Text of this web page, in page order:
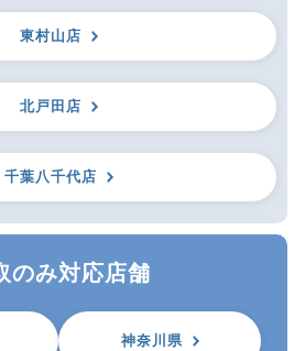
東村山店
北戸田店
千葉八千代店
のみ対応店舗
神奈川県